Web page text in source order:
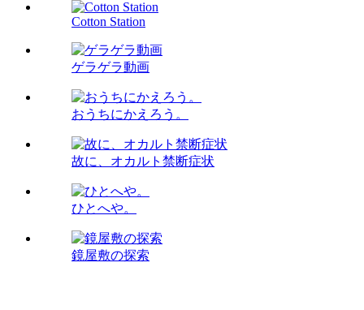
Cotton Station
ゲラゲラ動画
おうちにかえろう。
故に、オカルト禁断症状
ひとへや。
鏡屋敷の探索